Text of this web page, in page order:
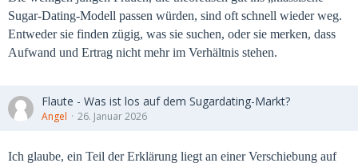
Sugar-Dating-Modell passen würden, sind oft schnell wieder weg.
Entweder sie finden zügig, was sie suchen, oder sie merken, dass
Aufwand und Ertrag nicht mehr im Verhältnis stehen.
Flaute - Was ist los auf dem Sugardating-Markt?
Angel 26. Januar 2026
Ich glaube, ein Teil der Erklärung liegt an einer Verschiebung auf